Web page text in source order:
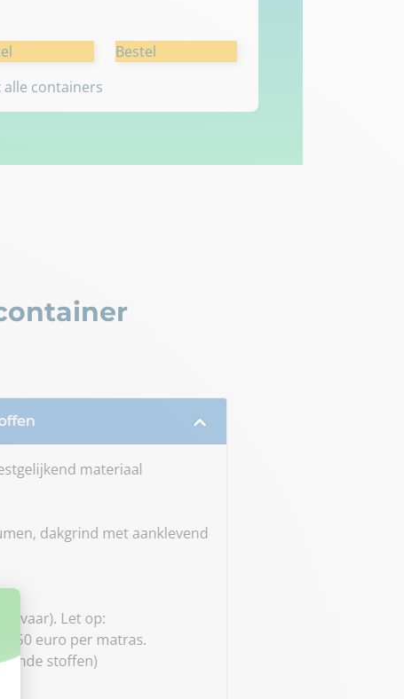
Bestel
alle containers